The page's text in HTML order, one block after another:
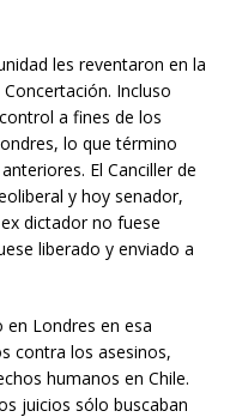
les reventaron en la
Incluso
a fines de los
lo que término
El Canciller de
y hoy senador,
dictador no fuese
liberado y enviado a
en Londres en esa
contra los asesinos,
humanos en Chile.
juicios sólo buscaban